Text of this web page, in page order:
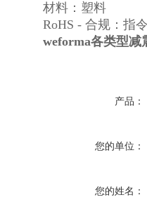
材料：塑料
RoHS - 合规：指
weforma各类型减
产品：
您的单位：
您的姓名：